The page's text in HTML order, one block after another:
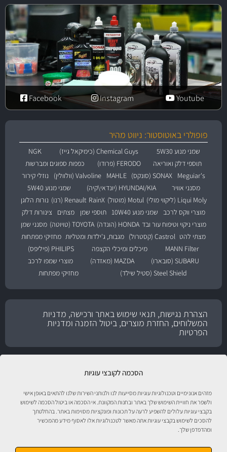
הסכמה לקובצי עוגיות
מזהים אנונימיים וטכנולוגיות עוגיות מסייעות לנו ולנותני השירות שלנו להתאים באופן אישי
ולשפר את חוויית השימוש שלך באתר ובחנות המקוונת. אי הסכמה או ביטול הסכמה לשימוש
בקבצי עוגיות עלולים להשפיע לרעה על תכונות ופונקציות מסוימות באתר. בהחלטתך
להסכים לשימוש בקבצי עוגיות אתה מאשר לטכנולוגיות אלו לאסוף מידע מהמכשיר
ומהדפדפן שלך.
Youtube
Instagram
Facebook
פופולרי באוטוסטור: ניווט מהיר
שמני מנוע 5W30 Chemical Guys (כימיקאל גייז)
NGK
תוספי דלק ואוריאה
FERODO (פרודו)
כפפות ספוגים ומברשות
Meguiar's
SONAX (סונקס) MAHLE Valvoline (וולוולין)
נוזלי קירור
מסנני אוויר
HYUNDAI/KIA (יונדאי\קיה)
שמני מנוע 5W40
Liqui Moly (ליקווי מולי)
Motul (מוטול) RainX Renault (רנו)
נורות הלוגן
מוצרי ווקס לרכב
שמני מנוע 10W40 תוספי שמן מצתים
צינורות דלק
מוצרי ניקוי וטיפוח עור ובד HONDA (הונדה) TOYOTA (טויוטה)
מסנני שמן
מצתי להט Castrol (קסטרול) מגבות, ג'ילדות ומטליות מחזיקי מפתחות
MANN Filter
מיכלים ומיכלי הקצפה
PHILIPS (פיליפס)
SUBARU (סובארו)
MAZDA (מאזדה)
מוצרי שמפו לרכב
Steel Shield (סטיל שילד)
מחזיקי מפתחות
הצהרת נגישות, תנאי שימוש באתר ורכישה, מדניות
המשלוחים, החזרת מוצרים, ביטול הזמנה ומדניות
הפרטיות